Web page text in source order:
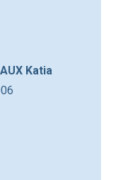
Katia